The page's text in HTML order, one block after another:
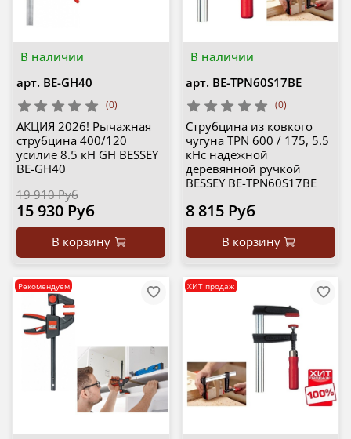
В наличии
арт. BE-GH40
(0)
АКЦИЯ 2026! Рычажная
струбцина 400/120
усилие 8.5 кН GH BESSEY
BE-GH40
19 910 Руб
15 930 Руб
В корзину
В наличии
арт. BE-TPN60S17BE
(0)
Струбцина из ковкого
чугуна TPN 600 / 175, 5.5
кНс надежной
деревянной ручкой
BESSEY BE-TPN60S17BE
8 815 Руб
В корзину
Рекомендуем ХИТ продаж